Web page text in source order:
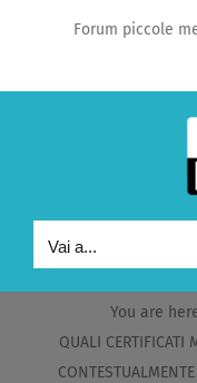
contenuto
Forum piccole
Vai a...
You are
QUALI CERTIFICATI